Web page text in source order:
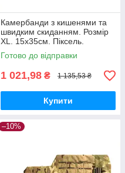
Камербанди з кишенями та
швидким скиданням. Розмір
XL. 15х35см. Піксель.
Комплект из 2 шт.
Готово до відправки
1 021,98 ₴ 1 135,53 ₴
Купити
–10%